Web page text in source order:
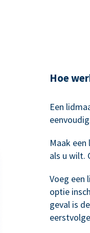
Hoe
Een
Maak
als u wilt.
Voeg een
optie
geval is